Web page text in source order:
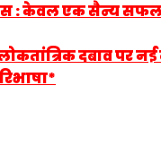
: केवल एक सैन्य
दबाव पर